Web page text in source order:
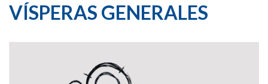
VÍSPERAS GENERALES